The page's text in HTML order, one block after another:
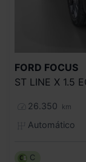
FORD FOCUS
26.350 km
Automático
C